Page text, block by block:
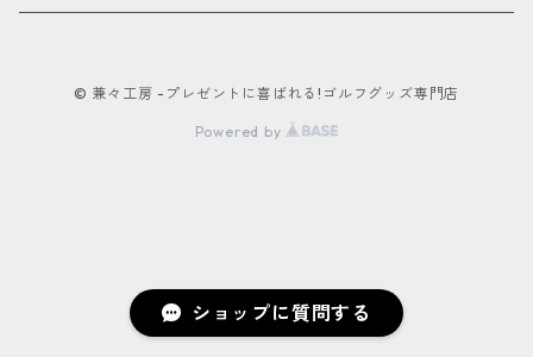
ショップに質問する
パターカバー
カートバッグ
グリーンマーカー
© 兼々工房 -プレゼントに喜ばれる!ゴルフグッズ専門店
Powered by